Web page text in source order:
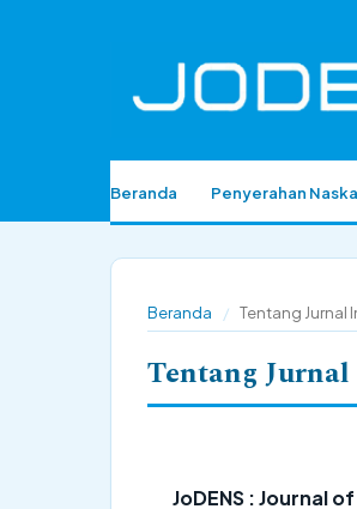
Beranda Penyerahan
Beranda / Tentang Jurnal
Tentang
JoDENS : Journal